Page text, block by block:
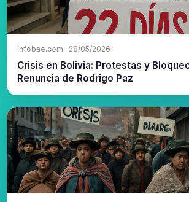
infobae.com · 28/05/2026
Crisis en Bolivia: Protestas y
Renuncia de Rodrigo Paz